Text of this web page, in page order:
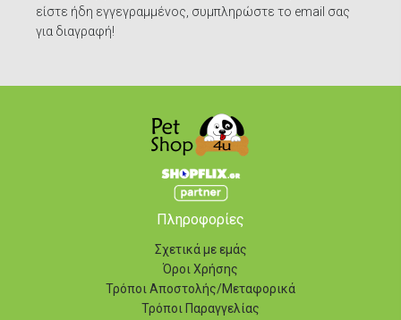
είστε ήδη εγγεγραμμένος, συμπληρώστε το email σας
για διαγραφή!
Πληροφορίες
Σχετικά με εμάς
Όροι Χρήσης
Τρόποι Αποστολής/Μεταφορικά
Τρόποι Παραγγελίας